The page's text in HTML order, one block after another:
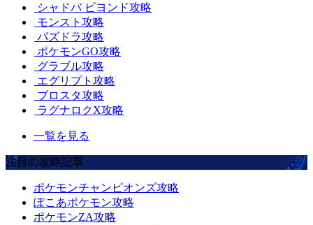
シャドバ ビヨンド攻略
モンスト攻略
パズドラ攻略
ポケモンGO攻略
グラブル攻略
エグリプト攻略
ブロスタ攻略
ラグナロクX攻略
一覧を見る
注目の攻略記事
ポケモンチャンピオンズ攻略
ぽこあポケモン攻略
ポケモンZA攻略